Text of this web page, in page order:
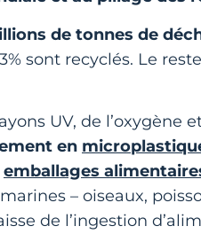
de tonnes de
sont recyclés. Le
UV, de
en
emballages
– oiseaux,
de l’ingestion